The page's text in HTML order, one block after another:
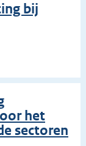
bij
het
sectoren